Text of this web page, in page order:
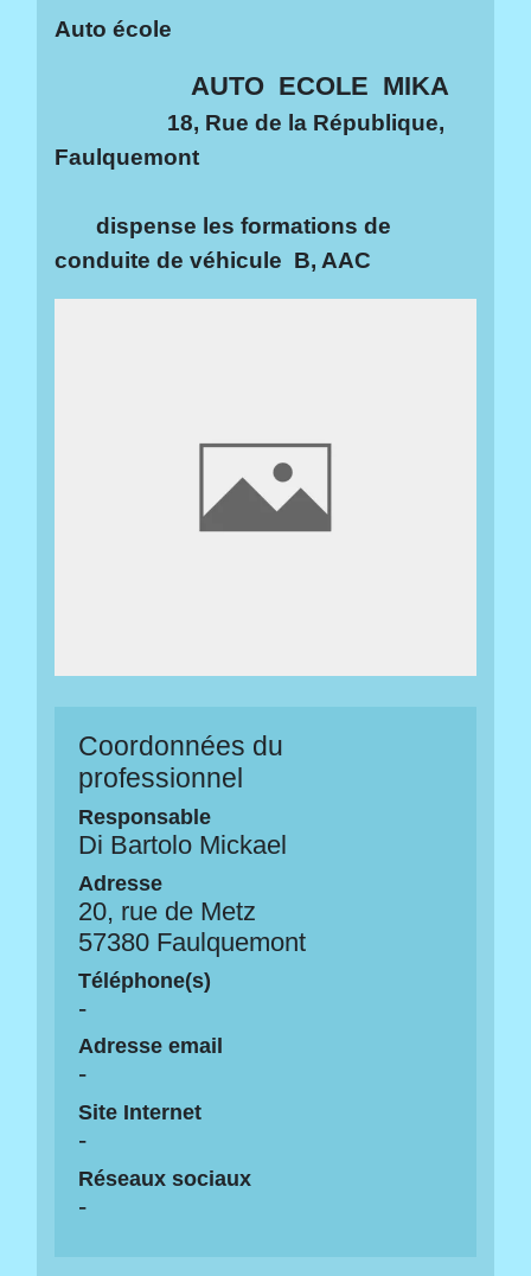
Auto école
AUTO ECOLE MIKA
18, Rue de la République,
Faulquemont
dispense les formations de
conduite de véhicule B, AAC
Coordonnées du
professionnel
Responsable
Di Bartolo Mickael
Adresse
20, rue de Metz
57380 Faulquemont
Téléphone(s)
-
Adresse email
-
Site Internet
-
Réseaux sociaux
-